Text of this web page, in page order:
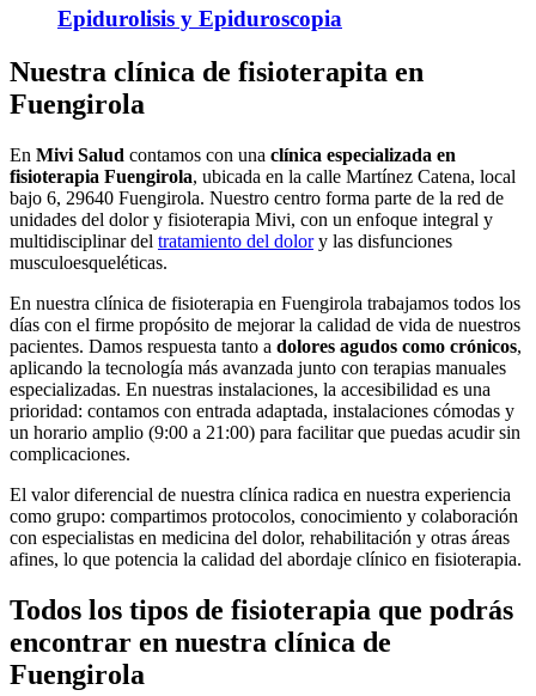
Epidurolisis y Epiduroscopia
Nuestra clínica de fisioterapita en
Fuengirola
En Mivi Salud contamos con una clínica especializada en
fisioterapia Fuengirola, ubicada en la calle Martínez Catena, local
bajo 6, 29640 Fuengirola. Nuestro centro forma parte de la red de
unidades del dolor y fisioterapia Mivi, con un enfoque integral y
multidisciplinar del tratamiento del dolory las disfunciones
musculoesqueléticas.
En nuestra clínica de fisioterapia en Fuengirola trabajamos todos los
días con el firme propósito de mejorar la calidad de vida de nuestros
pacientes. Damos respuesta tanto a dolores agudos como crónicos,
aplicando la tecnología más avanzada junto con terapias manuales
especializadas. En nuestras instalaciones, la accesibilidad es una
prioridad: contamos con entrada adaptada, instalaciones cómodas y
un horario amplio (9:00 a 21:00) para facilitar que puedas acudir sin
complicaciones.
El valor diferencial de nuestra clínica radica en nuestra experiencia
como grupo: compartimos protocolos, conocimiento y colaboración
con especialistas en medicina del dolor, rehabilitación y otras áreas
afines, lo que potencia la calidad del abordaje clínico en fisioterapia.
Todos los tipos de fisioterapia que podrás
encontrar en nuestra clínica de
Fuengirola